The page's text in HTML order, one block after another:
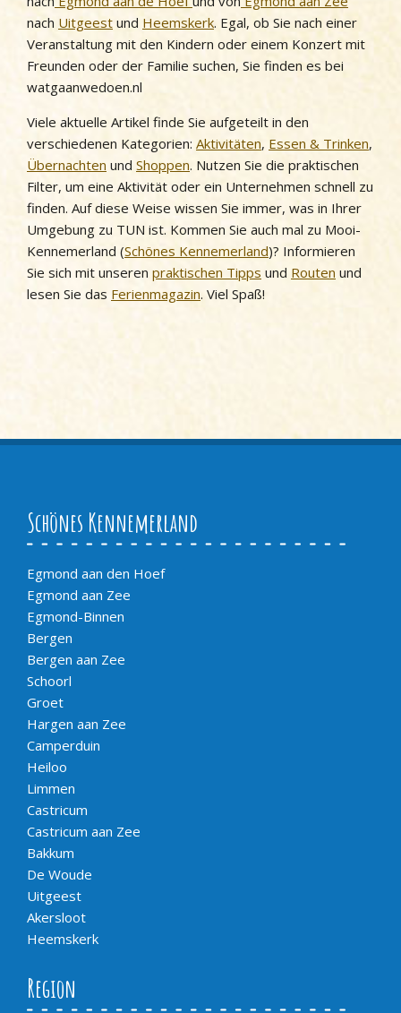
nach Uitgeest und Heemskerk. Egal, ob Sie nach einer
Veranstaltung mit den Kindern oder einem Konzert mit
Freunden oder der Familie suchen, Sie finden es bei
watgaanwedoen.nl
Viele aktuelle Artikel finde Sie aufgeteilt in den
verschiedenen Kategorien: Aktivitäten, Essen & Trinken,
Übernachten und Shoppen. Nutzen Sie die praktischen
Filter, um eine Aktivität oder ein Unternehmen schnell zu
finden. Auf diese Weise wissen Sie immer, was in Ihrer
Umgebung zu TUN ist. Kommen Sie auch mal zu Mooi-
Kennemerland (Schönes Kennemerland)? Informieren
Sie sich mit unseren praktischen Tipps und Routen und
lesen Sie das Ferienmagazin. Viel Spaß!
Schönes Kennemerland
Egmond aan den Hoef
Egmond aan Zee
Egmond-Binnen
Bergen
Bergen aan Zee
Schoorl
Groet
Hargen aan Zee
Camperduin
Heiloo
Limmen
Castricum
Castricum aan Zee
Bakkum
De Woude
Uitgeest
Akersloot
Heemskerk
Region